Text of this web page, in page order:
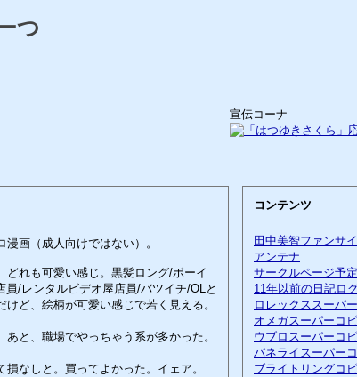
つ
宣伝コーナ
漫画（成人向けではない）。
どれも可愛い感じ。黒髪ロング/ボーイ
/レンタルビデオ屋店員/バツイチ/OLと
ど、絵柄が可愛い感じで若く見える。
と、職場でやっちゃう系が多かった。
なしと。買ってよかった。イェア。
コンテンツ
田中美智ファンサ
アンテナ
サークルページ予
11年以前の日記ロ
ロレックススーパ
オメガスーパーコ
ウブロスーパーコ
パネライスーパー
ブライトリングコ